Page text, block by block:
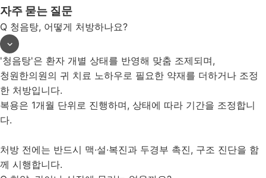
자주 묻는 질문
Q 청음탕, 어떻게 처방하나요?
'청음탕'은 환자 개별 상태를 반영해 맞춤 조제되며,
청원한의원의 귀 치료 노하우로 필요한 약재를 더하거나 조정
한 처방입니다.
복용은 1개월 단위로 진행하며, 상태에 따라 기간을 조정합니
다.
처방 전에는 반드시 맥·설·복진과 두경부 촉진, 구조 진단을 함
께 시행합니다.